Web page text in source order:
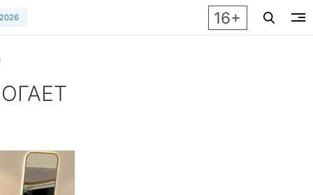
16+
украшения, получать займы под золото и гибко